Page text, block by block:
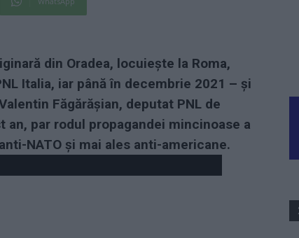
din Oradea, locuiește la Roma,
Italia, iar până în decembrie 2021 – și
Făgărășian, deputat PNL de
an, par rodul propagandei mincinoase a
NATO și mai ales anti-americane.